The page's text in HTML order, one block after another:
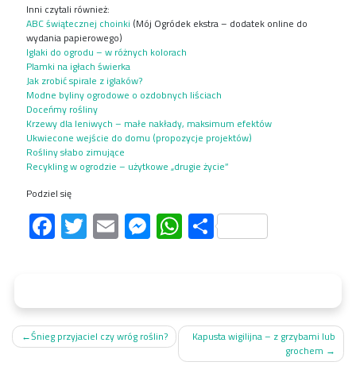
Inni czytali również:
ABC świątecznej choinki (Mój Ogródek ekstra – dodatek online do
wydania papierowego)
Iglaki do ogrodu – w różnych kolorach
Plamki na igłach świerka
Jak zrobić spirale z iglaków?
Modne byliny ogrodowe o ozdobnych liściach
Doceńmy rośliny
Krzewy dla leniwych – małe nakłady, maksimum efektów
Ukwiecone wejście do domu (propozycje projektów)
Rośliny słabo zimujące
Recykling w ogrodzie – użytkowe „drugie życie”
Podziel się
Facebook
Twitter
EmailMessenger
WhatsApp
Share
Nawigacja
Śnieg przyjaciel czy wróg roślin?
Kapusta wigilijna – z grzybami lub
grochem